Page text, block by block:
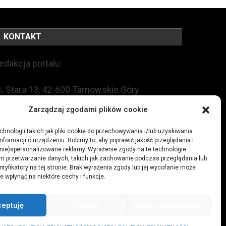
Zarządzaj zgodami plików cookie
takich jak pliki cookie do przechowywania i/lub uzyskiwania
o urządzeniu. Robimy to, aby poprawić jakość przeglądania i
reklamy. Wyrażenie zgody na te technologie
przetwarzanie danych, takich jak zachowanie podczas przeglądania lub
na tej stronie. Brak wyrażenia zgody lub jej wycofanie może
wpłynąć na niektóre cechy i funkcje.
KONTAKT
portalu:
Stara 13, 42-600 Tarnowskie Góry
+48 509 547 822
redakcja@czytamiwiem.pl
biuro@czytamiwiem.pl